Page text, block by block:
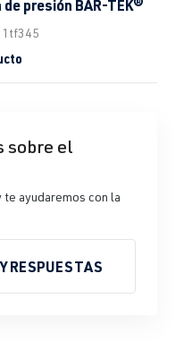
presión BAR-TEK®
sobre el
ayudaremos con la
RESPUESTAS